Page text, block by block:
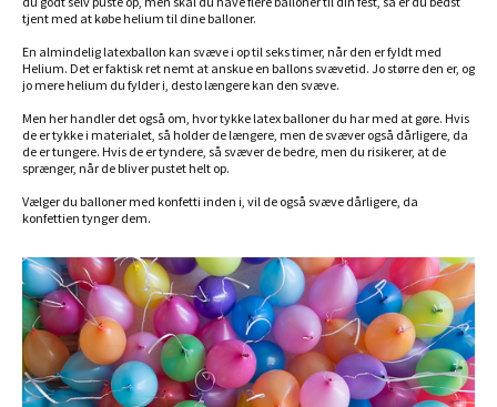
tjent med at købe helium til dine balloner.
En almindelig latexballon kan svæve i op til seks timer, når den er fyldt med
Helium. Det er faktisk ret nemt at anskue en ballons svævetid. Jo større den er, og
jo mere helium du fylder i, desto længere kan den svæve.
Men her handler det også om, hvor tykke latex balloner du har med at gøre. Hvis
de er tykke i materialet, så holder de længere, men de svæver også dårligere, da
de er tungere. Hvis de er tyndere, så svæver de bedre, men du risikerer, at de
sprænger, når de bliver pustet helt op.
Vælger du balloner med konfetti inden i, vil de også svæve dårligere, da
konfettien tynger dem.